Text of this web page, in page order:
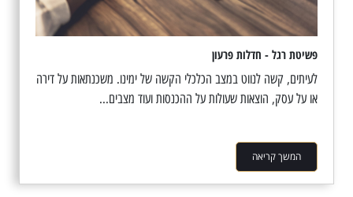
פשיטת רגל - חדלות פרעון
לעיתים, קשה לנווט במצב הכלכלי הקשה של ימינו. משכנתאות על דירה
או על עסק, הוצאות שעולות על ההכנסות ועוד מצבים...
המשך קריאה